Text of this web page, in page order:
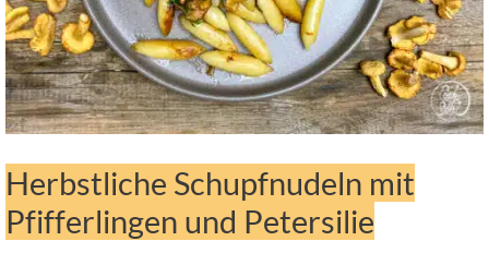
Herbstliche Schupfnudeln mit
Pfifferlingen und Petersilie